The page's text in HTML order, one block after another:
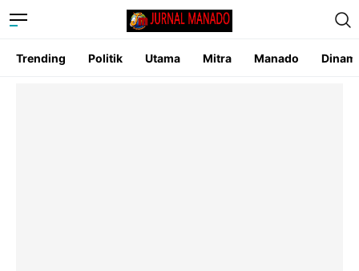
Trending Politik Utama Mitra Manado